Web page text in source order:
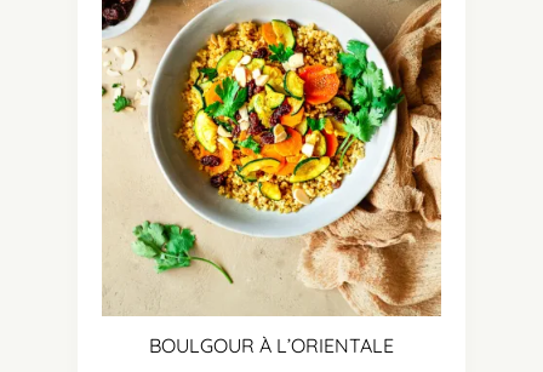
BOULGOUR À L’ORIENTALE